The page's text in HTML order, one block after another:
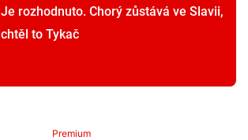
Je rozhodnuto. Chorý zůstává ve Slavii,
chtěl to Tykač
Premium